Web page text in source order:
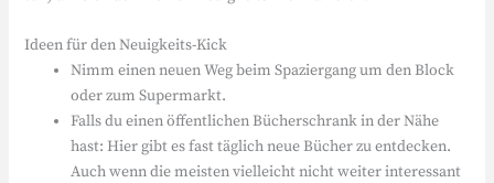
Ideen für den Neuigkeits-Kick
Nimm einen neuen Weg beim Spaziergang um den Block
oder zum Supermarkt.
Falls du einen öffentlichen Bücherschrank in der Nähe
hast: Hier gibt es fast täglich neue Bücher zu entdecken.
Auch wenn die meisten vielleicht nicht weiter interessant